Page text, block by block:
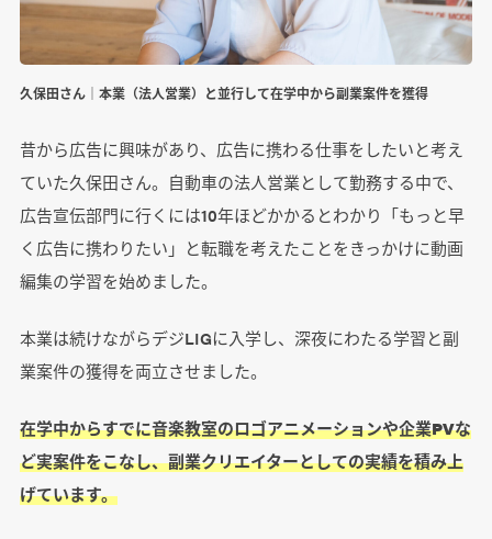
久保田さん｜本業（法人営業）と並行して在学中から副業案件を獲得
昔から広告に興味があり、広告に携わる仕事をしたいと考え
ていた久保田さん。自動車の法人営業として勤務する中で、
広告宣伝部門に行くには10年ほどかかるとわかり「もっと早
く広告に携わりたい」と転職を考えたことをきっかけに動画
編集の学習を始めました。
本業は続けながらデジLIGに入学し、深夜にわたる学習と副
業案件の獲得を両立させました。
在学中からすでに音楽教室のロゴアニメーションや企業PVな
ど実案件をこなし、副業クリエイターとしての実績を積み上
げています。